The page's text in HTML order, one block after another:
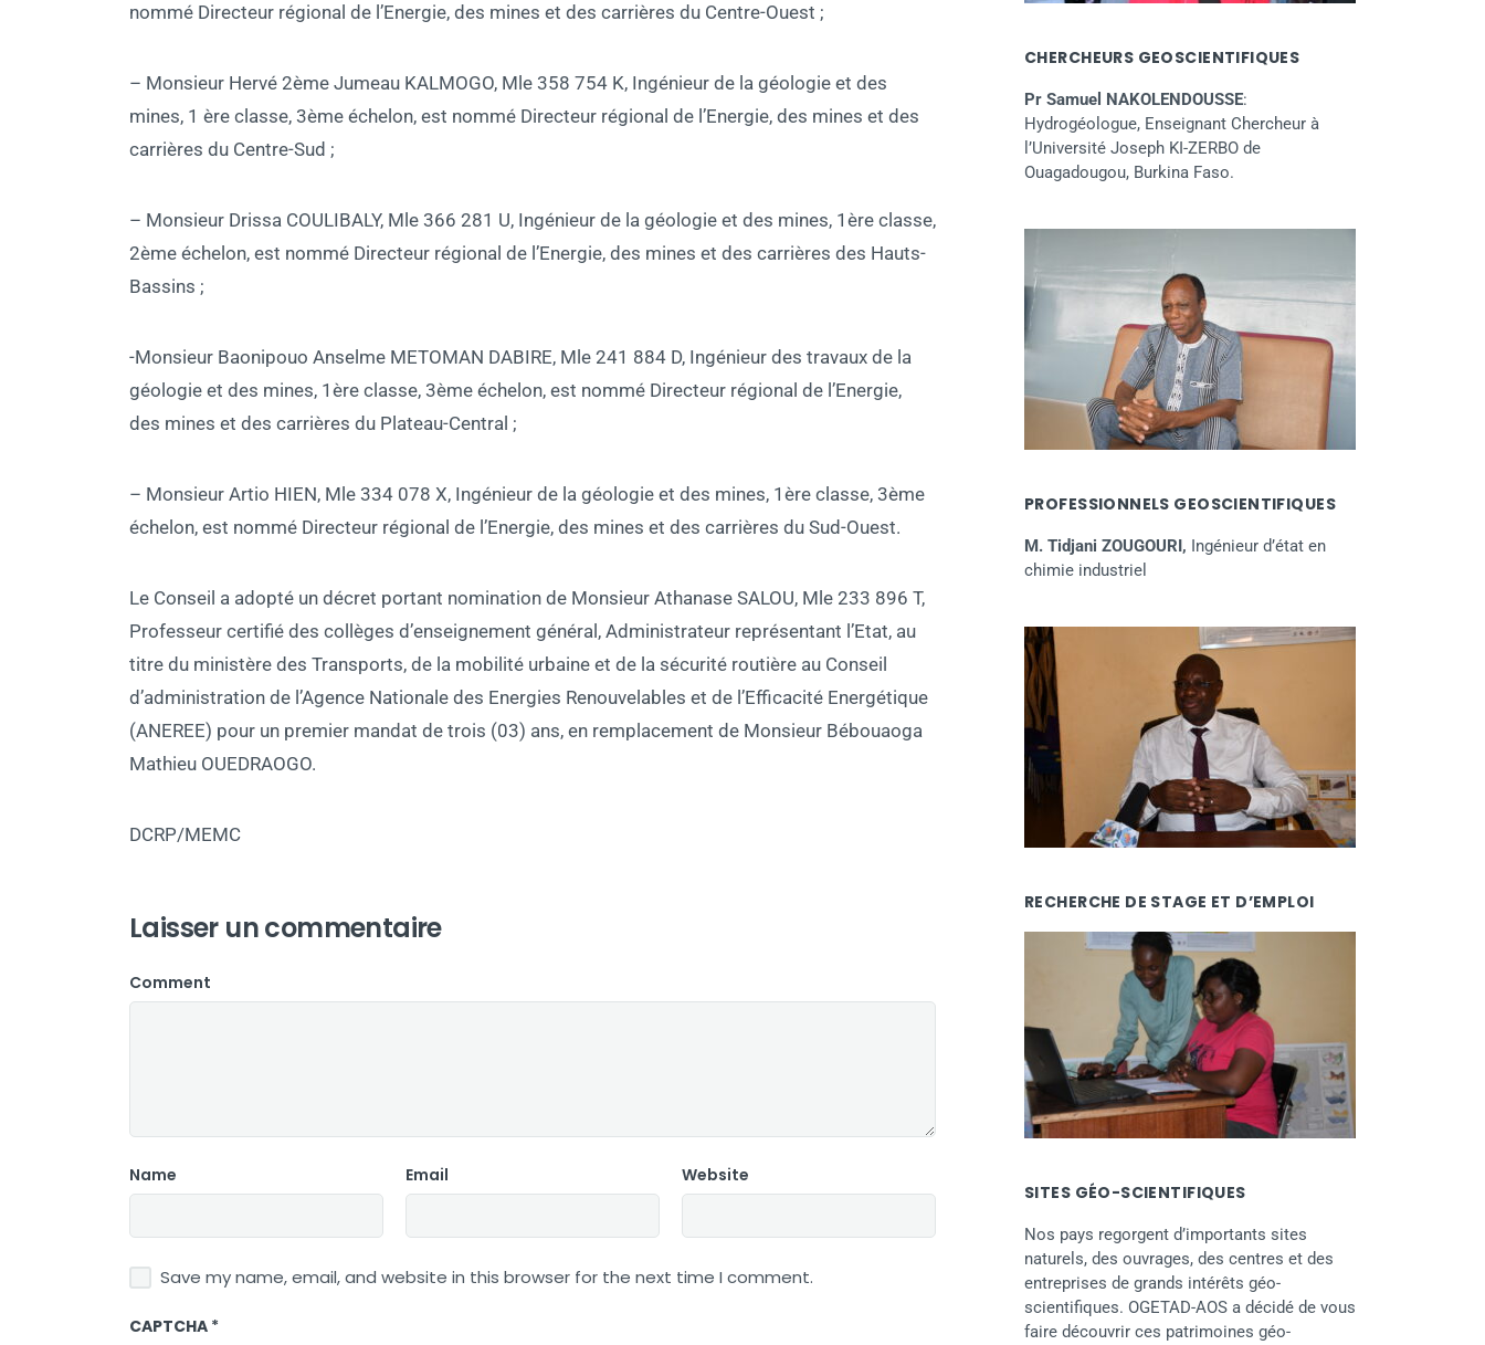
nommé Directeur régional de l’Energie, des mines et des carrières du Centre-Ouest ;
– Monsieur Hervé 2ème Jumeau KALMOGO, Mle 358 754 K, Ingénieur de la géologie et des
mines, 1 ère classe, 3ème échelon, est nommé Directeur régional de l’Energie, des mines et des
carrières du Centre-Sud ;
– Monsieur Drissa COULIBALY, Mle 366 281 U, Ingénieur de la géologie et des mines, 1ère classe,
2ème échelon, est nommé Directeur régional de l’Energie, des mines et des carrières des Hauts-
Bassins ;
-Monsieur Baonipouo Anselme METOMAN DABIRE, Mle 241 884 D, Ingénieur des travaux de la
géologie et des mines, 1ère classe, 3ème échelon, est nommé Directeur régional de l’Energie,
des mines et des carrières du Plateau-Central ;
– Monsieur Artio HIEN, Mle 334 078 X, Ingénieur de la géologie et des mines, 1ère classe, 3ème
échelon, est nommé Directeur régional de l’Energie, des mines et des carrières du Sud-Ouest.
Le Conseil a adopté un décret portant nomination de Monsieur Athanase SALOU, Mle 233 896 T,
Professeur certifié des collèges d’enseignement général, Administrateur représentant l’Etat, au
titre du ministère des Transports, de la mobilité urbaine et de la sécurité routière au Conseil
d’administration de l’Agence Nationale des Energies Renouvelables et de l’Efficacité Energétique
(ANEREE) pour un premier mandat de trois (03) ans, en remplacement de Monsieur Bébouaoga
Mathieu OUEDRAOGO.
DCRP/MEMC
Laisser un commentaire
Comment
Name Email Website
Save my name, email, and website in this browser for the next time I comment.
CAPTCHA *
CHERCHEURS GEOSCIENTIFIQUES
Pr Samuel NAKOLENDOUSSE:
Hydrogéologue, Enseignant Chercheur à
l’Université Joseph KI-ZERBO de
Ouagadougou, Burkina Faso.
PROFESSIONNELS GEOSCIENTIFIQUES
M. Tidjani ZOUGOURI, Ingénieur d’état en
chimie industriel
RECHERCHE DE STAGE ET D’EMPLOI
SITES GÉO-SCIENTIFIQUES
Nos pays regorgent d’importants sites
naturels, des ouvrages, des centres et des
entreprises de grands intérêts géo-
scientifiques. OGETAD-AOS a décidé de vous
faire découvrir ces patrimoines géo-